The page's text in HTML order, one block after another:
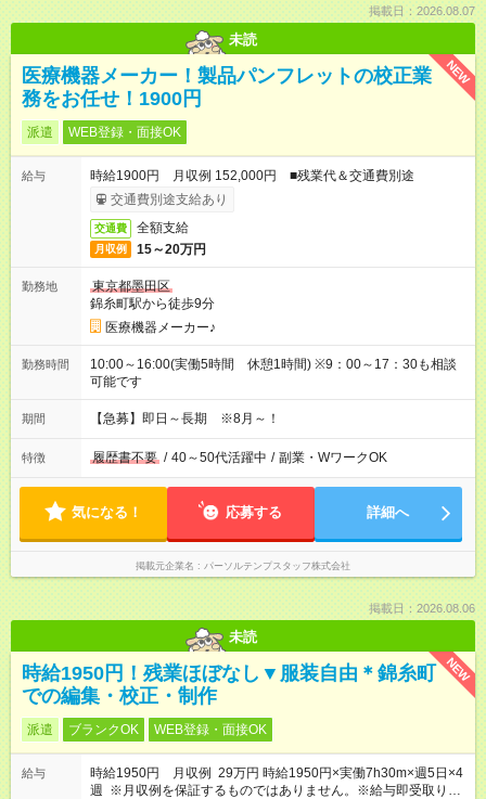
掲載日：2026.08.07
未読
NEW
医療機器メーカー！製品パンフレットの校正業
務をお任せ！1900円
派遣 WEB登録・面接OK
給与
時給1900円 月収例 152,000円 ■残業代＆交通費別途
交通費別途支給あり
交通費 全額支給
月収例 15～20万円
勤務地
東京都墨田区
錦糸町駅から徒歩9分
医療機器メーカー♪
勤務時間
10:00～16:00(実働5時間 休憩1時間) ※9：00～17：30も相談
可能です
期間 【急募】即日～長期 ※8月～！
特徴 履歴書不要 / 40～50代活躍中 / 副業・WワークOK
気になる！ 応募する 詳細へ
掲載元企業名 パーソルテンプスタッフ株式会社
掲載日：2026.08.06
未読
NEW
時給1950円！残業ほぼなし▼服装自由＊錦糸町
での編集・校正・制作
派遣 ブランクOK WEB登録・面接OK
給与
時給1950円 月収例 29万円 時給1950円×実働7h30m×週5日×4
週 ※月収例を保証するものではありません。※給与即受取りサ